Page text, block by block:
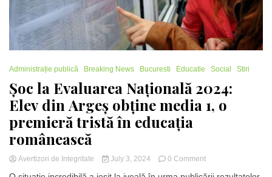
Administrație publică Breaking News Bucuresti Educatie Social Stiri
Șoc la Evaluarea Națională 2024:
Elev din Argeș obține media 1, o
premieră tristă în educația
românească
Avertizori de Integritate July 3, 2024 0 Commenton